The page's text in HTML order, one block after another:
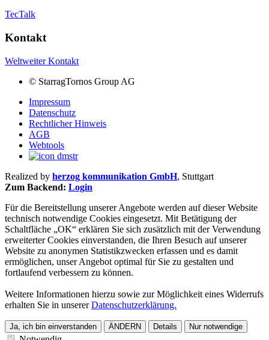
TecTalk
Kontakt
Weltweiter Kontakt
© StarragTornos Group AG
Impressum
Datenschutz
Rechtlicher Hinweis
AGB
Webtools
Realized by herzog kommunikation GmbH, Stuttgart
Zum Backend: Login
Für die Bereitstellung unserer Angebote werden auf dieser Website
technisch notwendige Cookies eingesetzt. Mit Betätigung der
Schaltfläche „OK“ erklären Sie sich zusätzlich mit der Verwendung
erweiterter Cookies einverstanden, die Ihren Besuch auf unserer
Website zu anonymen Statistikzwecken erfassen und es damit
ermöglichen, unser Angebot optimal für Sie zu gestalten und
fortlaufend verbessern zu können.
Weitere Informationen hierzu sowie zur Möglichkeit eines Widerrufs
erhalten Sie in unserer Datenschutzerklärung.
Ja, ich bin einverstanden ÄNDERN Details Nur notwendige